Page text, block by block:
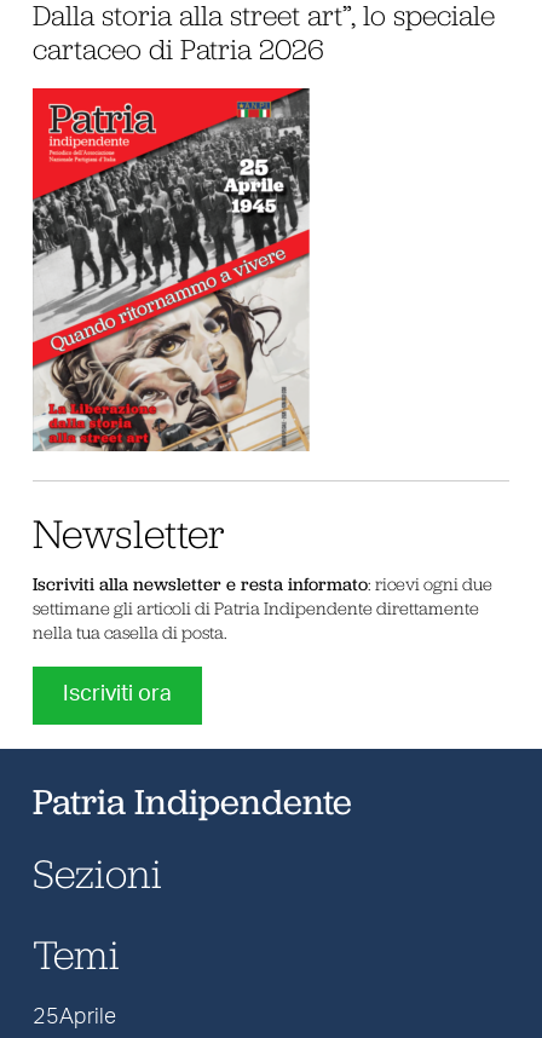
Dalla storia alla street art”, lo speciale
cartaceo di Patria 2026
Newsletter
Iscriviti alla newsletter e resta informato: ricevi ogni due
settimane gli articoli di Patria Indipendente direttamente
nella tua casella di posta.
Iscriviti ora
Patria Indipendente
Sezioni
Temi
25Aprile